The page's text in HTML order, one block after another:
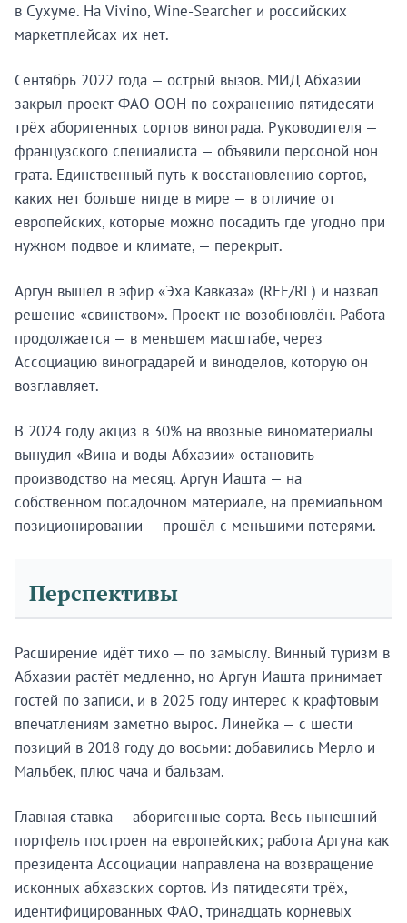
в Сухуме. На Vivino, Wine-Searcher и российских
маркетплейсах их нет.
Сентябрь 2022 года — острый вызов. МИД Абхазии
закрыл проект ФАО ООН по сохранению пятидесяти
трёх аборигенных сортов винограда. Руководителя —
французского специалиста — объявили персоной нон
грата. Единственный путь к восстановлению сортов,
каких нет больше нигде в мире — в отличие от
европейских, которые можно посадить где угодно при
нужном подвое и климате, — перекрыт.
Аргун вышел в эфир «Эха Кавказа» (RFE/RL) и назвал
решение «свинством». Проект не возобновлён. Работа
продолжается — в меньшем масштабе, через
Ассоциацию виноградарей и виноделов, которую он
возглавляет.
В 2024 году акциз в 30% на ввозные виноматериалы
вынудил «Вина и воды Абхазии» остановить
производство на месяц. Аргун Иашта — на
собственном посадочном материале, на премиальном
позиционировании — прошёл с меньшими потерями.
Перспективы
Расширение идёт тихо — по замыслу. Винный туризм в
Абхазии растёт медленно, но Аргун Иашта принимает
гостей по записи, и в 2025 году интерес к крафтовым
впечатлениям заметно вырос. Линейка — с шести
позиций в 2018 году до восьми: добавились Мерло и
Мальбек, плюс чача и бальзам.
Главная ставка — аборигенные сорта. Весь нынешний
портфель построен на европейских; работа Аргуна как
президента Ассоциации направлена на возвращение
исконных абхазских сортов. Из пятидесяти трёх,
идентифицированных ФАО, тринадцать корневых